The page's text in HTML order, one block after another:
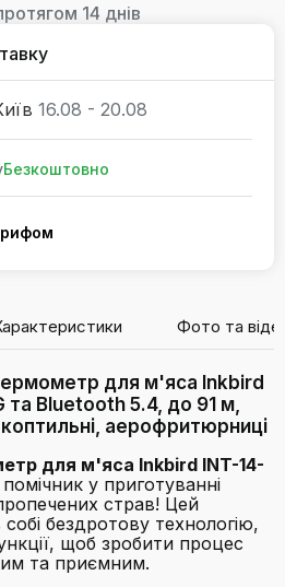
14 днів
16.08 - 20.08
Безкоштовно
Фото та
для м'яса Inkbird
та Bluetooth 5.4, до 91 м,
аерофритюрниці
для м'яса Inkbird INT-14-
у приготуванні
страв! Цей
бездротову технологію,
щоб зробити процес
та приємним.